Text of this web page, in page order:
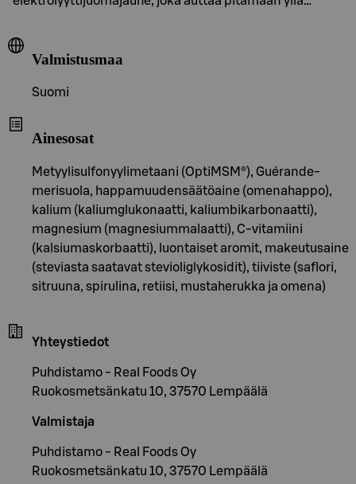
Valmistusmaa
Suomi
Ainesosat
Metyylisulfonyylimetaani (OptiMSM®), Guérande-
merisuola, happamuudensäätöaine (omenahappo),
kalium (kaliumglukonaatti, kaliumbikarbonaatti),
magnesium (magnesiummalaatti), C-vitamiini
(kalsiumaskorbaatti), luontaiset aromit, makeutusaine
(steviasta saatavat stevioliglykosidit), tiiviste (saflori,
sitruuna, spirulina, retiisi, mustaherukka ja omena)
Yhteystiedot
Puhdistamo - Real Foods Oy
Ruokosmetsänkatu 10, 37570 Lempäälä
Valmistaja
Puhdistamo - Real Foods Oy
Ruokosmetsänkatu 10, 37570 Lempäälä